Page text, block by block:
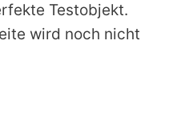
Testobjekt.
wird noch nicht